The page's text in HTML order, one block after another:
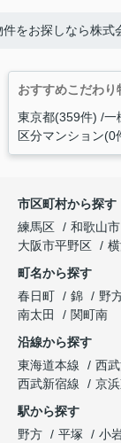
をお探しなら株式
おすすめこだわり
東京都(359件) 一
区分マンション(0
市区町村から探す
練馬区
和歌山市
大阪市平野区
町名から探す
春日町
錦 野
南太田
関町南
沿線から探す
東海道本線
西
西武新宿線
京
駅から探す
野方
平塚 小